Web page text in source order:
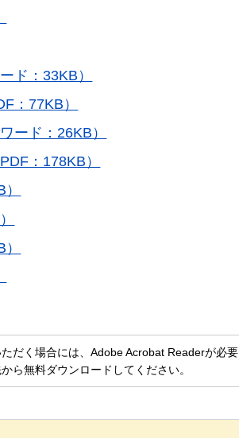
ド：33KB）
：77KB）
ード：26KB）
：178KB）
だく場合には、Adobe Acrobat Readerが必
ら無料ダウンロードしてください。